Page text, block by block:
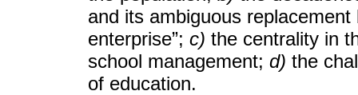
and its ambiguous
enterprise”; c) the centrality in
school management; d) the
of education.